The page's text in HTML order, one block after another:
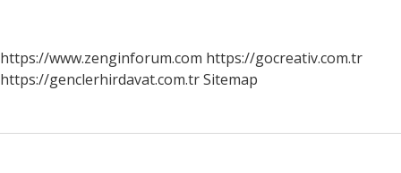
https://www.zenginforum.com https://gocreativ.com.tr
https://genclerhirdavat.com.trSitemap